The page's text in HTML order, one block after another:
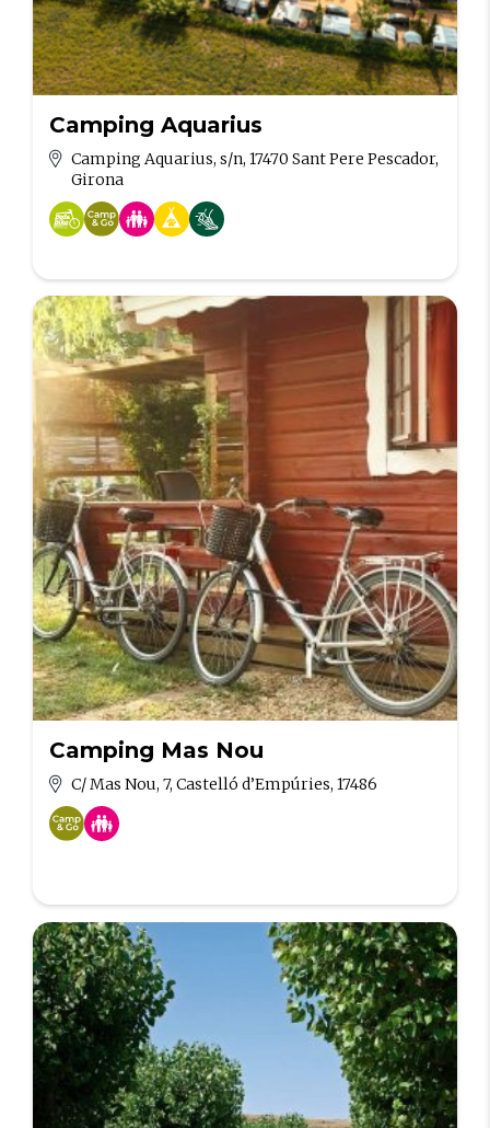
Camping Aquarius
Camping Aquarius, s/n, 17470 Sant Pere Pescador,
Girona
Camping Mas Nou
C/ Mas Nou, 7, Castelló d’Empúries, 17486